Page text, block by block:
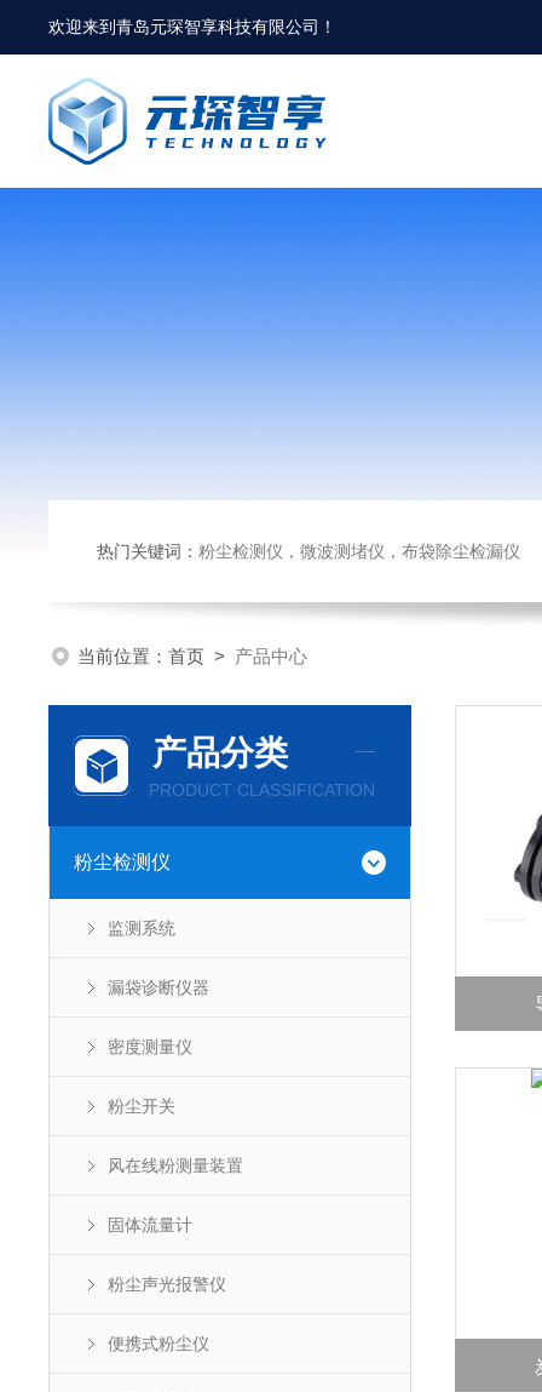
欢迎来到青岛元琛智享科技有限公司 ！
热门关键词： 粉尘检测仪，微波测堵仪，布袋除尘检漏仪
当前位置： 首页 > 产品中心
产品分类
PRODUCT CLASSIFICATION
粉尘检测仪
监测系统
漏袋诊断仪器
密度测量仪
粉尘开关
风在线粉测量装置
固体流量计
粉尘声光报警仪
便携式粉尘仪